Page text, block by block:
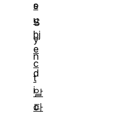
e
S
y
n
d
i
c
s
u
bj
e
c
t
알
파